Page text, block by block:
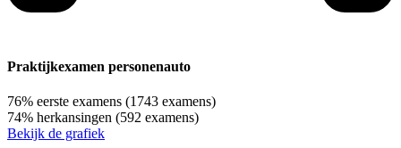
Praktijkexamen personenauto
76% eerste examens (1743 examens)
74% herkansingen (592 examens)
Bekijk de grafiek